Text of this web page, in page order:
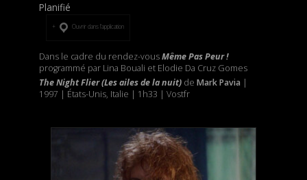
Planifié
Ouvrir dans l’application
Dans le cadre du rendez-vousMême Pas Peur !
programmé par Lina Bouali et Elodie Da Cruz Gomes
The Night Flier (Les ailes de la nuit) de Mark Pavia |
1997 | États-Unis, Italie | 1h33 | Vostfr